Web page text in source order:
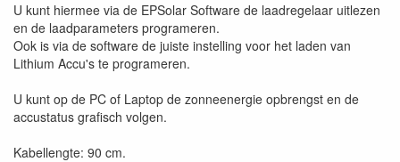
U kunt hiermee via de EPSolar Software de laadregelaar uitlezen
en de laadparameters programeren.
Ook is via de software de juiste instelling voor het laden van
Lithium Accu's te programeren.
U kunt op de PC of Laptop de zonneenergie opbrengst en de
accustatus grafisch volgen.
Kabellengte: 90 cm.